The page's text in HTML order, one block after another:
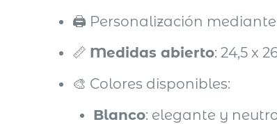
🖨️ Personalización mediante
📏 Medidas abierto: 24,5 x
🎨 Colores disponibles:
Blanco: elegante y